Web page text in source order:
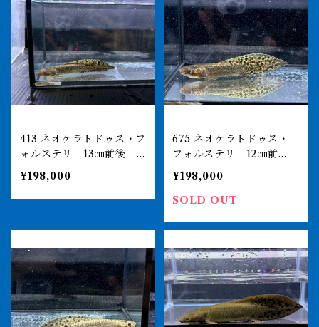
413 ネオケラトドゥス・フ
ォルステリ 13㎝前後
ブリスベンリバー 証明書
あり 2310
¥198,000
675 ネオケラトドゥス・
フォルステリ 12㎝前
後 ブリスベンリバー 証
明書あり 2310
¥198,000
SOLD OUT